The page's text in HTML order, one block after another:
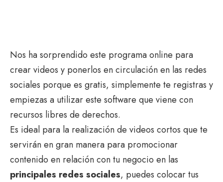
Nos ha sorprendido este programa online para
crear videos y ponerlos en circulación en las redes
sociales porque es gratis, simplemente te registras y
empiezas a utilizar este software que viene con
recursos libres de derechos.
Es ideal para la realización de videos cortos que te
servirán en gran manera para promocionar
contenido en relación con tu negocio en las
principales redes sociales, puedes colocar tus